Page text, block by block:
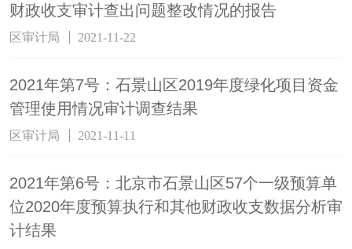
财政收支审计查出问题整改情况的报告
区审计局 2021-11-22
2021年第7号：石景山区2019年度绿化项目资金
管理使用情况审计调查结果
区审计局 2021-11-11
2021年第6号：北京市石景山区57个一级预算单
位2020年度预算执行和其他财政收支数据分析审
计结果